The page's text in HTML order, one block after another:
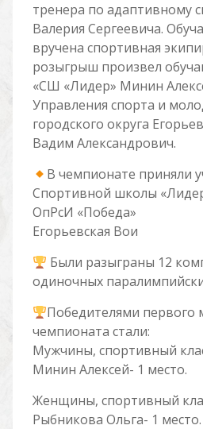
тренера по адаптивному
Валерия Сергеевича.
вручена спортивная
розыгрыш произвел
«СШ «Лидер» Минин
Управления спорта и
городского округа
Вадим Александрович.
В чемпионате приняли
Спортивной школы
ОпРсИ «Победа»
Егорьевская Вои
Были разыграны 12
одиночных
Победителями первого
чемпионата стали:
Мужчины, спортивный
Минин Алексей- 1 место.
Женщины, спортивный
Рыбникова Ольга- 1 место.